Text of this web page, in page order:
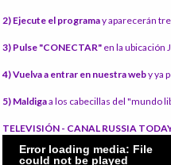
2) Ejecute el programay aparecerán
3) Pulse "CONECTAR" en la ubicación
4) Vuelva a entrar en nuestra weby ya
5) Maldigaa los cabecillas del "mundo
TELEVISIÓN - CANAL RUSSIA